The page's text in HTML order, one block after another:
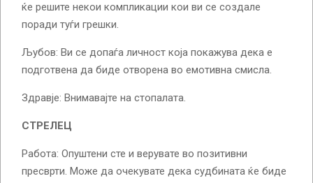
ќе решите некои компликации кои ви се создале
поради туѓи грешки.
Љубов: Ви се допаѓа личност која покажува дека е
подготвена да биде отворена во емотивна смисла.
Здравје: Внимавајте на стопалата.
СТРЕЛЕЦ
Работа: Опуштени сте и верувате во позитивни
пресврти. Може да очекувате дека судбината ќе биде